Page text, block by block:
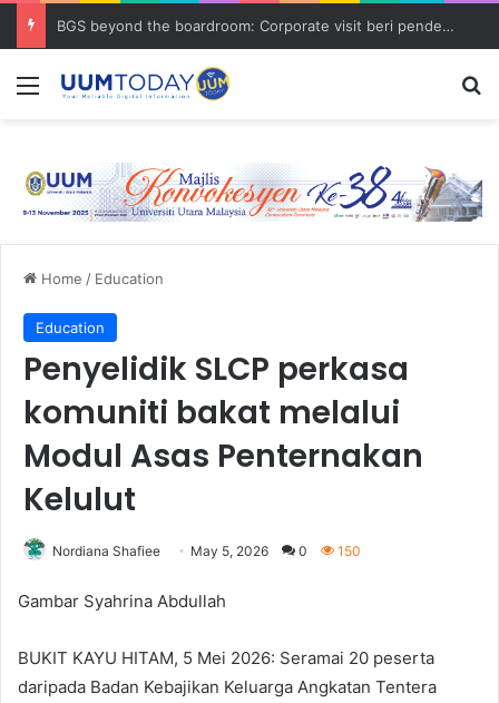
BGS beyond the boardroom: Corporate visit beri pendedahan dunia korporat kepada PELAJAR UUM
Menu
Home / Education
Education
Penyelidik SLCP perkasa
komuniti bakat melalui
Modul Asas Penternakan
Kelulut
Nordiana Shafiee May 5, 2026 0 150
Gambar Syahrina Abdullah
BUKIT KAYU HITAM, 5 Mei 2026: Seramai 20 peserta
daripada Badan Kebajikan Keluarga Angkatan Tentera